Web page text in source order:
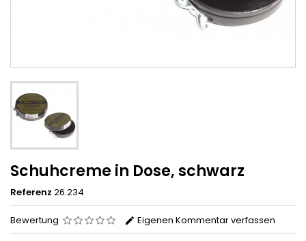
Schuhcreme in Dose, schwarz
Referenz 26.234
Bewertung Eigenen Kommentar verfassen